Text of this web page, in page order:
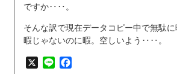
ですか‥‥。
そんな訳で現在データコピー中で無駄に
暇じゃないのに暇。空しいよう‥‥。
X Line